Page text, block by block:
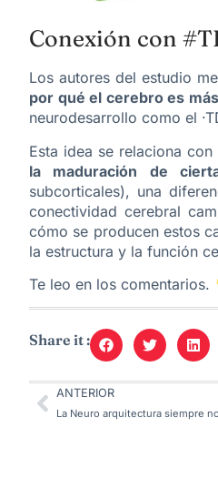
Conexión con
Los autores del estudio
por qué el cerebro es
neurodesarrollo como el
Esta idea se relaciona con
la maduración de
subcorticales), una
conectividad cerebral
cómo se producen estos
la estructura y la función
Te leo en los comentarios.
Share it :
ANTERIOR
La Neuro arquitectura siempre